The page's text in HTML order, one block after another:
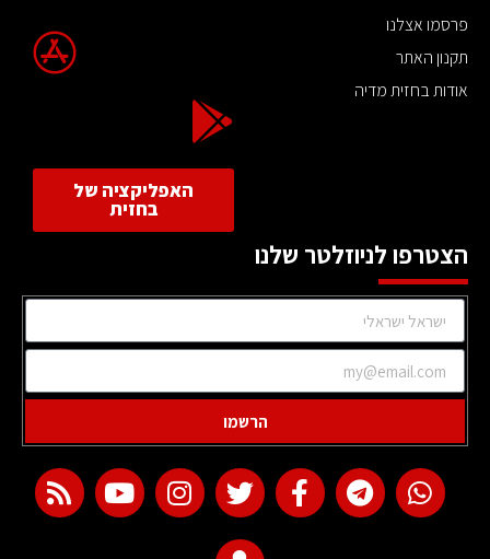
פרסמו אצלנו
תקנון האתר
אודות בחזית מדיה
האפליקציה של
בחזית
הצטרפו לניוזלטר שלנו
הרשמו